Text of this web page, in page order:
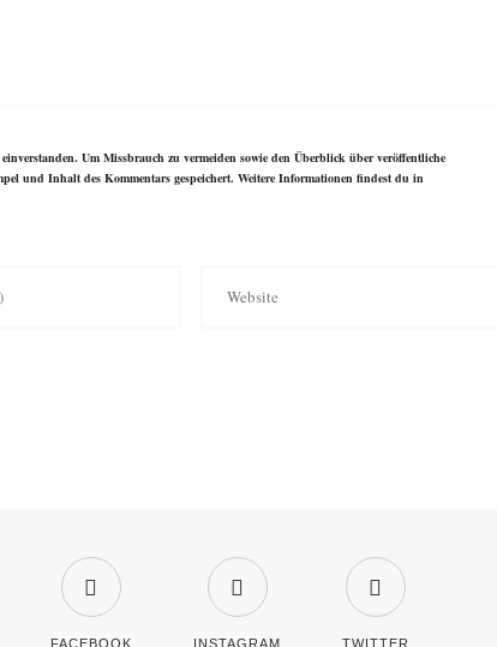
Um Missbrauch zu vermeiden sowie den Überblick über veröffentliche
und Inhalt des Kommentars gespeichert. Weitere Informationen findest du in
FACEBOOK INSTAGRAM TWITTER